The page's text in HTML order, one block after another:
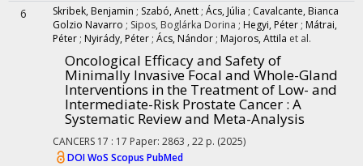
6 Skribek, Benjamin ; Szabó, Anett ; Ács, Júlia ; Cavalcante, Bianca
Golzio Navarro ; Sipos, Boglárka Dorina ; Hegyi, Péter ; Mátrai,
Péter ; Nyirády, Péter ; Ács, Nándor ; Majoros, Attila et al.
Oncological Efficacy and Safety of
Minimally Invasive Focal and Whole-Gland
Interventions in the Treatment of Low- and
Intermediate-Risk Prostate Cancer : A
Systematic Review and Meta-Analysis
CANCERS 17 : 17 Paper: 2863 , 22 p. (2025)
DOIWoS Scopus PubMed